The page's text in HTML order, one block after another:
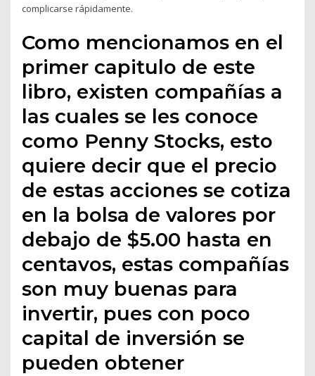
complicarse rápidamente.
Como mencionamos en el
primer capitulo de este
libro, existen compañías a
las cuales se les conoce
como Penny Stocks, esto
quiere decir que el precio
de estas acciones se cotiza
en la bolsa de valores por
debajo de $5.00 hasta en
centavos, estas compañías
son muy buenas para
invertir, pues con poco
capital de inversión se
pueden obtener